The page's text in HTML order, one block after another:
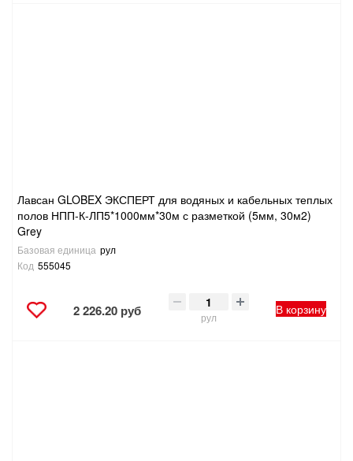
Лавсан GLOBEX ЭКСПЕРТ для водяных и кабельных теплых
полов НПП-К-ЛП5*1000мм*30м с разметкой (5мм, 30м2)
Grey
Базовая единица рул
Код 555045
2 226.20 руб рул
В корзину